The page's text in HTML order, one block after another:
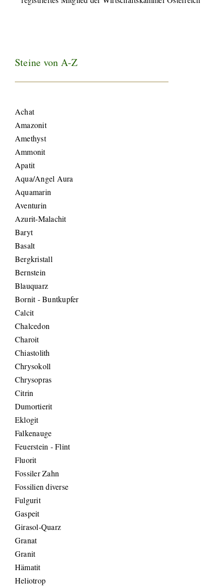
Steine von A-Z
Achat
Amazonit
Amethyst
Ammonit
Apatit
Aqua/Angel Aura
Aquamarin
Aventurin
Azurit-Malachit
Baryt
Basalt
Bergkristall
Bernstein
Blauquarz
Bornit - Buntkupfer
Calcit
Chalcedon
Charoit
Chiastolith
Chrysokoll
Chrysopras
Citrin
Dumortierit
Eklogit
Falkenauge
Feuerstein - Flint
Fluorit
Fossiler Zahn
Fossilien diverse
Fulgurit
Gaspeit
Girasol-Quarz
Granat
Granit
Hämatit
Heliotrop